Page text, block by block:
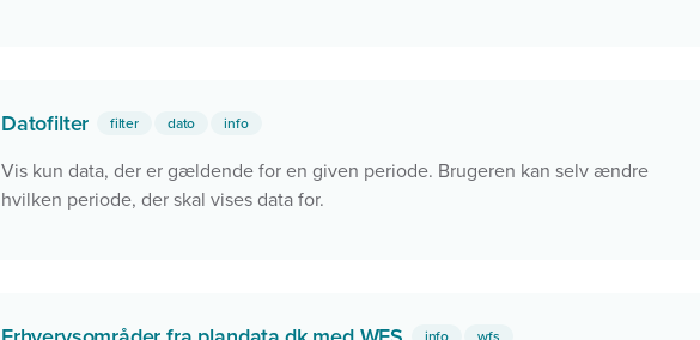
Datofilter filter dato info
Vis kun data, der er gældende for en given periode. Brugeren kan selv ændre
hvilken periode, der skal vises data for.
info wfs